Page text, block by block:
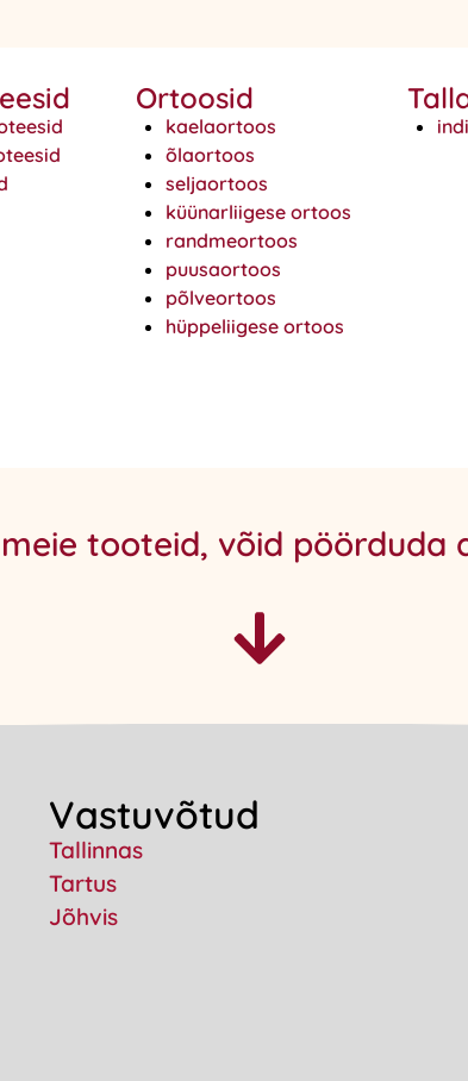
Ortoosid
kaelaortoos
õlaortoos
seljaortoos
küünarliigese ortoos
randmeortoos
puusaortoos
põlveortoos
hüppeliigese ortoos
tooteid, võid pöörduda
Vastuvõtud
Tallinnas
Tartus
Jõhvis